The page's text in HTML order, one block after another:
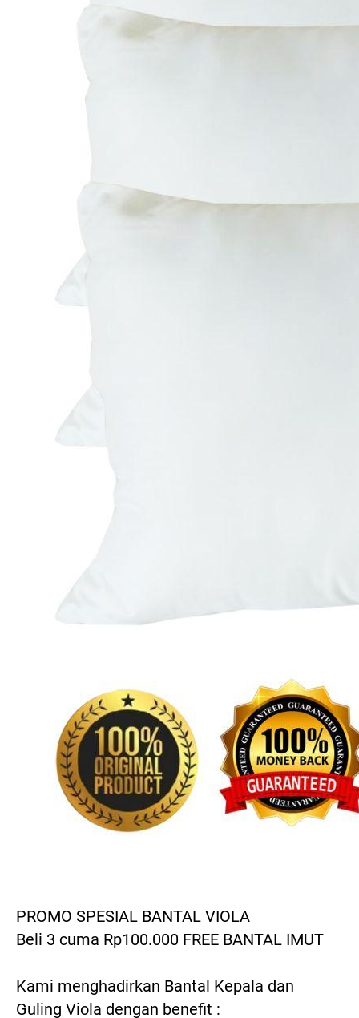
PROMO SPESIAL BANTAL VIOLA
Beli 3 cuma Rp100.000 FREE BANTAL IMUT
Kami menghadirkan Bantal Kepala dan
Guling Viola dengan benefit :